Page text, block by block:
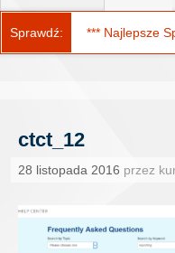
Sprawdź: *** Najlepsze
ctct_12
28 listopada 2016 przez